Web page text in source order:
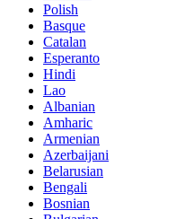
Polish
Basque
Catalan
Esperanto
Hindi
Lao
Albanian
Amharic
Armenian
Azerbaijani
Belarusian
Bengali
Bosnian